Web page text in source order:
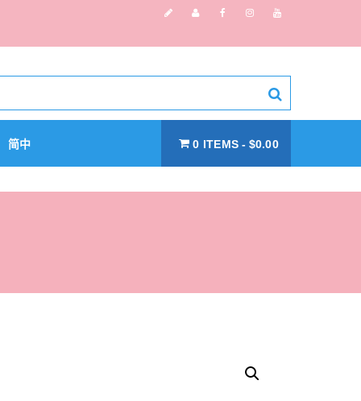
简中 0 ITEMS $0.00